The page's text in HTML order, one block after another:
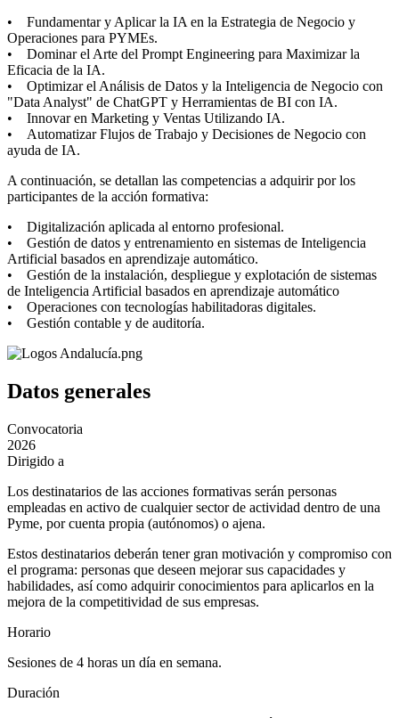
• Fundamentar y Aplicar la IA en la Estrategia de Negocio y
Operaciones para PYMEs.
• Dominar el Arte del Prompt Engineering para Maximizar la
Eficacia de la IA.
• Optimizar el Análisis de Datos y la Inteligencia de Negocio con
"Data Analyst" de ChatGPT y Herramientas de BI con IA.
• Innovar en Marketing y Ventas Utilizando IA.
• Automatizar Flujos de Trabajo y Decisiones de Negocio con
ayuda de IA.
A continuación, se detallan las competencias a adquirir por los
participantes de la acción formativa:
• Digitalización aplicada al entorno profesional.
• Gestión de datos y entrenamiento en sistemas de Inteligencia
Artificial basados en aprendizaje automático.
• Gestión de la instalación, despliegue y explotación de sistemas
de Inteligencia Artificial basados en aprendizaje automático
• Operaciones con tecnologías habilitadoras digitales.
• Gestión contable y de auditoría.
Datos generales
Convocatoria
2026
Dirigido a
Los destinatarios de las acciones formativas serán personas
empleadas en activo de cualquier sector de actividad dentro de una
Pyme, por cuenta propia (autónomos) o ajena.
Estos destinatarios deberán tener gran motivación y compromiso con
el programa: personas que deseen mejorar sus capacidades y
habilidades, así como adquirir conocimientos para aplicarlos en la
mejora de la competitividad de sus empresas.
Horario
Sesiones de 4 horas un día en semana.
Duración